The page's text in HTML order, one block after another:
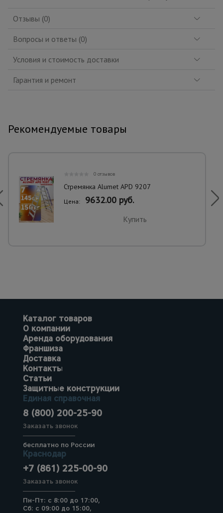
Отзывы (0)
Вопросы и ответы (0)
Условия и стоимость доставки
Гарантия и ремонт
Рекомендуемые товары
0 отзывов
Стремянка Alumet APD 9207
Цена: 9632.00 руб.
Купить
Каталог товаров
О компании
Аренда оборудования
Франшиза
Доставка
Контакты
Статьи
Защитные конструкции
Единая справочная
8 (800) 200-25-90
Заказать звонок
бесплатно по России
Краснодар
+7 (861) 225-00-90
Заказать звонок
Пн-Пт: с 8:00 до 17:00,
Сб: с 09:00 до 15:00,